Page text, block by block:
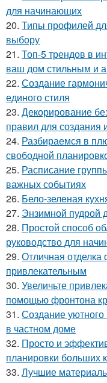
для начинающих
20. Типы профилей
выбору
21. Топ-5 трендов в
ваш дом стильным и
22. Создание
единого стиля
23. Декорирование
правил для создания
24. Разбираемся в
свободной
25. Расписание
важных событиях
26. Бело-зеленая
27. Энзимной пудрой
28. Простой способ
руководство для
29. Отличная
привлекательным
30. Увеличьте
помощью фронтона
31. Создание
в частном доме
32. Просто и
планировки больших
33. Лучшие